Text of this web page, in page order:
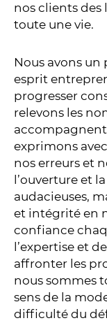
nos clients
toute une vie.
Nous avons un
esprit
progresser
relevons les
exprimons
nos erreurs et
l’ouverture et
audacieuses,
et intégrité en
confiance
l’expertise et
affronter les
nous sommes
sens de la
difficulté du